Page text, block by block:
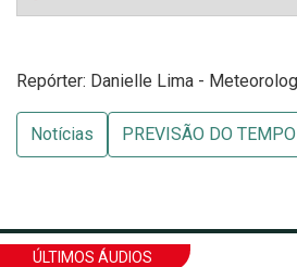
Repórter: Danielle Lima -
Notícias PREVISÃO DO TEMPO
ÚLTIMOS ÁUDIOS